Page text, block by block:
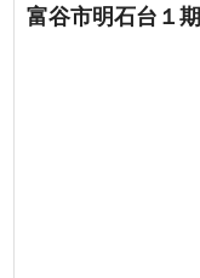
富谷市明石台１期